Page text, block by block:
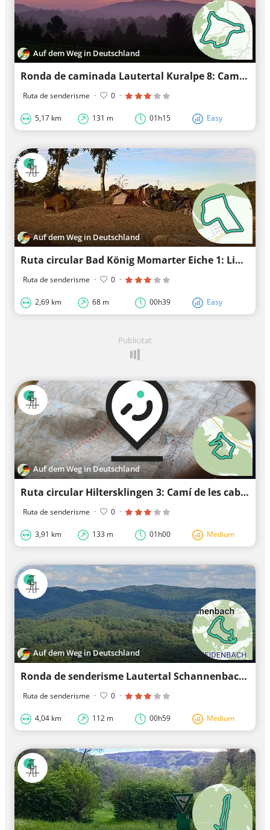
Auf dem Weg in Deutschland
Ronda de caminada Lautertal Kuralpe 8: Camí del Panorama
Ruta de senderisme · 0 ·
5,17 km 131 m 01h15 Easy
Auf dem Weg in Deutschland
Ruta circular Bad König Momarter Eiche 1: Linnich-Weg
Ruta de senderisme · 0 ·
2,69 km 68 m 00h39 Easy
Publicitat
Auf dem Weg in Deutschland
Ruta circular Hiltersklingen 3: Camí de les cabanes de carboner
Ruta de senderisme · 0 ·
3,91 km 133 m 01h00 Medium
Auf dem Weg in Deutschland
Ronda de senderisme Lautertal Schannenbacher Eck 4: Camí panoràmic
Ruta de senderisme · 0 ·
4,04 km 112 m 00h59 Medium